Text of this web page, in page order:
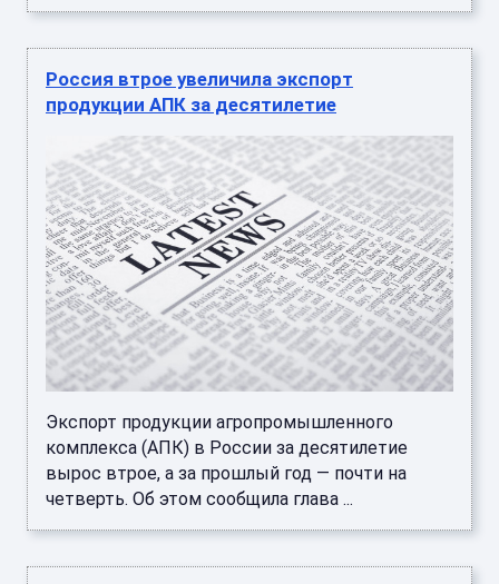
Россия втрое увеличила экспорт
продукции АПК за десятилетие
Экспорт продукции агропромышленного
комплекса (АПК) в России за десятилетие
вырос втрое, а за прошлый год — почти на
четверть. Об этом сообщила глава ...